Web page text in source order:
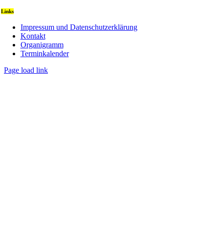
Links
Impressum und Datenschutzerklärung
Kontakt
Organigramm
Terminkalender
Page load link